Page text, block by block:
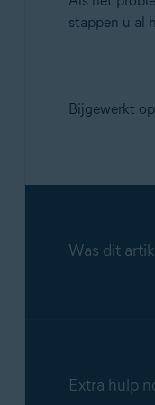
stappen u al
Bijgewerkt
Was dit
Extra hulp